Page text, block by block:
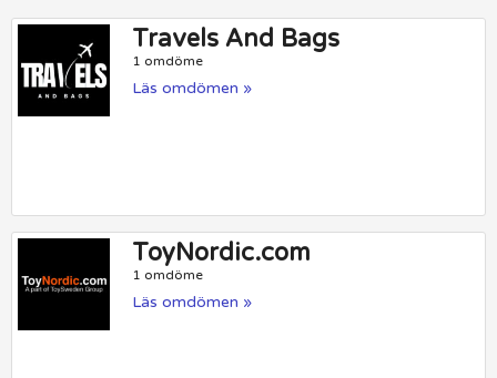
Travels And Bags
1 omdöme
Läs omdömen »
ToyNordic.com
1 omdöme
Läs omdömen »